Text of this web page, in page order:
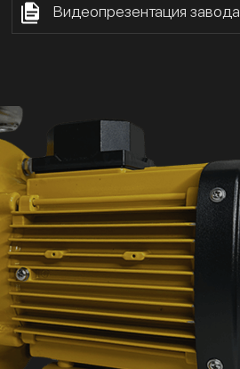
Видеопрезентация завода